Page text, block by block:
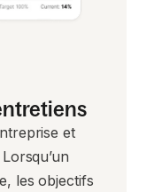
et
les objectifs